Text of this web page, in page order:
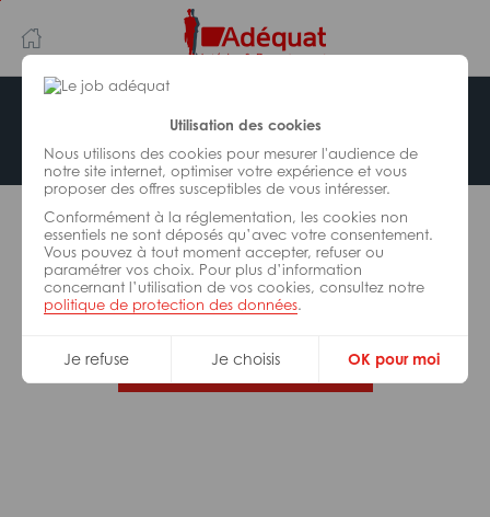
Utilisation des cookies
Nous utilisons des cookies pour mesurer l'audience de
notre site internet, optimiser votre expérience et vous
proposer des offres susceptibles de vous intéresser.
Conformément à la réglementation, les cookies non
essentiels ne sont déposés qu’avec votre consentement.
Vous pouvez à tout moment accepter, refuser ou
paramétrer vos choix. Pour plus d’information
concernant l’utilisation de vos cookies, consultez notre
politique de protection des données.
Je refuse Je choisis OK pour moi
au
contenu
principal
navigation
Offre indisponible
L’offre d’emploi que vous tentez de consulter n’est
plus disponible.
De nombreuses autres missions peuvent vous
correspondre, consultez toutes nos offres.
Trouvez votre job Adéquat !